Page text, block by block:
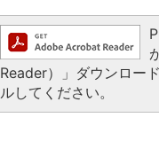
Reader）」ダウンロー
ルしてください。